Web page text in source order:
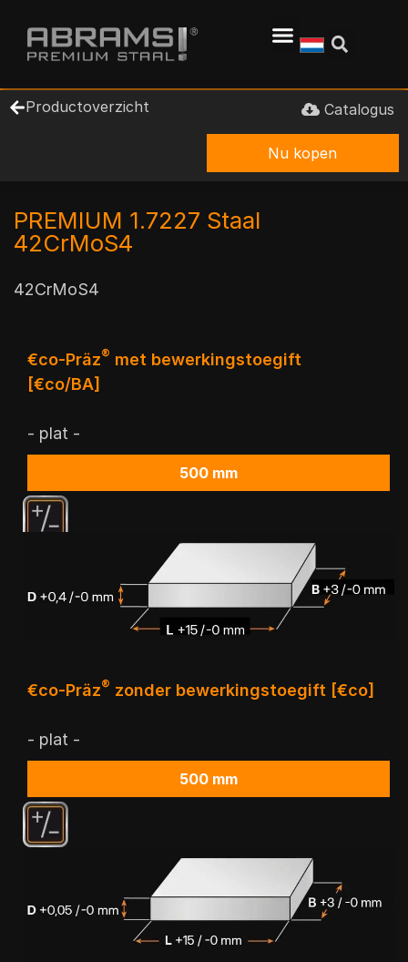
Productoverzicht Catalogus
Nu kopen
PREMIUM 1.7227 Staal
42CrMoS4
42CrMoS4
€co-Präz® met bewerkingstoegift
[€co/BA]
- plat -
500 mm
€co-Präz® zonder bewerkingstoegift [€co]
- plat -
500 mm